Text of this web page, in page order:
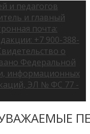
и педагогов
и главный
почта:
+7 900-388-
о
Федеральной
информационных
ЭЛ № ФС 77 -